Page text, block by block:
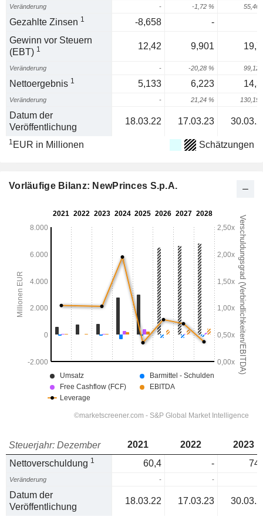
Veränderung - -1,72 % 55,46
Gezahlte Zinsen 1 -8,658
-
Gewinn vor Steuern
(EBT) 1 12,42 9,901
Veränderung - -20,28 % 99,12
Nettoergebnis 1 5,133 6,223
Veränderung - 21,24 % 130,19
Datum der
Veröffentlichung
18.03.22 17.03.23
1 EUR in Millionen Schätzungen
Vorläufige Bilanz: NewPrinces S.p.A.
Steuerjahr: Dezember 2021 2022
2023
Nettoverschuldung 1 60,4 -
Veränderung - -
Datum der
Veröffentlichung
18.03.22 17.03.23